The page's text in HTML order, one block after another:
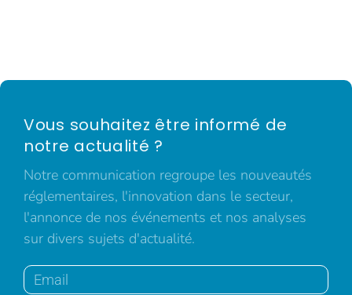
Vous souhaitez être informé de
notre actualité ?
Notre communication regroupe les nouveautés
réglementaires, l'innovation dans le secteur,
l'annonce de nos événements et nos analyses
sur divers sujets d'actualité.